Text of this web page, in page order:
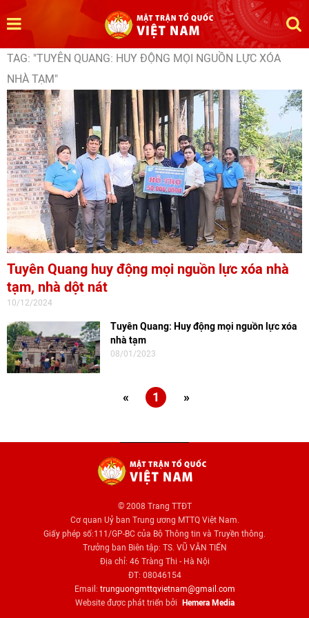
TAG: "TUYÊN QUANG: HUY ĐỘNG MỌI NGUỒN LỰC XÓA
NHÀ TẠM"
Tuyên Quang huy động mọi nguồn lực xóa nhà
tạm, nhà dột nát
10/12/2024
Tuyên Quang: Huy động mọi nguồn lực xóa
nhà tạm
08/01/2023
« 1 »
© 2008 Trang TTĐT
Cơ quan Uỷ ban Trung ương MTTQ Việt Nam.
Giấy phép số:111/GP-BC của Bộ Thông tin và Truyền thông.
Trưởng ban Biên tập: TS. VŨ VĂN TIẾN
Địa chỉ: 46 Tràng Thi - Hà Nội
ĐT: 08046154
Email: trunguongmttqvietnam@gmail.com
Website được phát triển bởi
Hemera Media